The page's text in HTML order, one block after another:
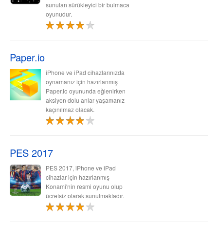
sunulan sürükleyici bir bulmaca
oyunudur.
Paper.io
iPhone ve iPad cihazlarınızda
oynamanız için hazırlanmış
Paper.io oyununda eğlenirken
aksiyon dolu anlar yaşamanız
kaçınılmaz olacak.
PES 2017
PES 2017, iPhone ve iPad
cihazlar için hazırlanmış
Konami'nin resmi oyunu olup
ücretsiz olarak sunulmaktadır.